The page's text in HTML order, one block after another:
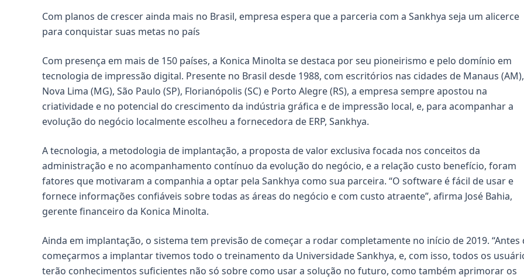
Com planos de crescer ainda mais no Brasil, empresa espera que a parceria com a Sankhya seja um alicerce
para conquistar suas metas no país
Com presença em mais de 150 países, a Konica Minolta se destaca por seu pioneirismo e pelo domínio em
tecnologia de impressão digital. Presente no Brasil desde 1988, com escritórios nas cidades de Manaus (AM),
Nova Lima (MG), São Paulo (SP), Florianópolis (SC) e Porto Alegre (RS), a empresa sempre apostou na
criatividade e no potencial do crescimento da indústria gráfica e de impressão local, e, para acompanhar a
evolução do negócio localmente escolheu a fornecedora de ERP, Sankhya.
A tecnologia, a metodologia de implantação, a proposta de valor exclusiva focada nos conceitos da
administração e no acompanhamento contínuo da evolução do negócio, e a relação custo benefício, foram
fatores que motivaram a companhia a optar pela Sankhya como sua parceira. “O software é fácil de usar e
fornece informações confiáveis sobre todas as áreas do negócio e com custo atraente”, afirma José Bahia,
gerente financeiro da Konica Minolta.
Ainda em implantação, o sistema tem previsão de começar a rodar completamente no início de 2019. “Antes
começarmos a implantar tivemos todo o treinamento da Universidade Sankhya, e, com isso, todos os
terão conhecimentos suficientes não só sobre como usar a solução no futuro, como também aprimorar os